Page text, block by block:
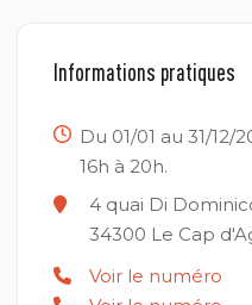
Informations pratiques
Du 01/01 au 31/12/
16h à 20h.
4 quai Di
34300 Le Cap
Voir le numéro